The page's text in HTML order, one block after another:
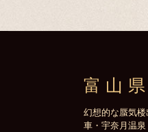
富山
幻想的な蜃気
車・宇奈月温